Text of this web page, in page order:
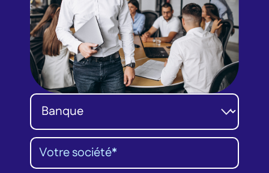
Catégorie